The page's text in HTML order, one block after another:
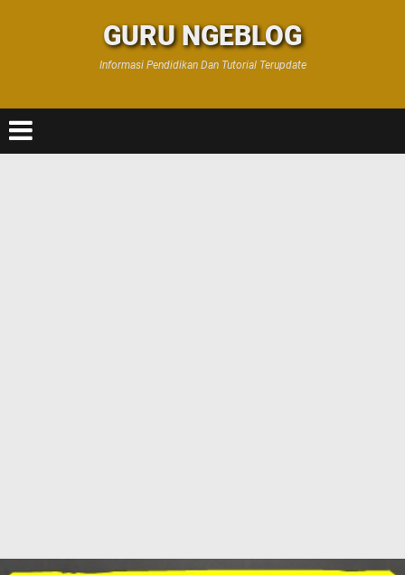
GURU NGEBLOG
Informasi Pendidikan Dan Tutorial Terupdate